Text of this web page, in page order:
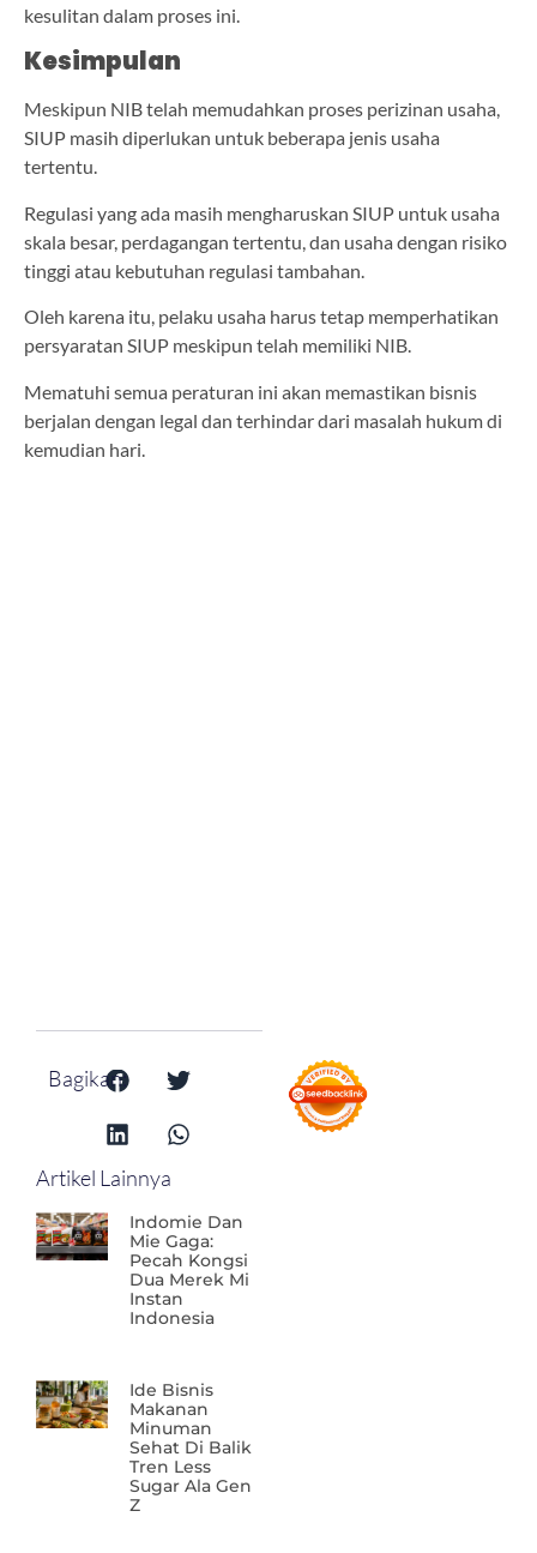
kesulitan dalam proses ini.
Kesimpulan
Meskipun NIB telah memudahkan proses perizinan usaha,
SIUP masih diperlukan untuk beberapa jenis usaha
tertentu.
Regulasi yang ada masih mengharuskan SIUP untuk usaha
skala besar, perdagangan tertentu, dan usaha dengan risiko
tinggi atau kebutuhan regulasi tambahan.
Oleh karena itu, pelaku usaha harus tetap memperhatikan
persyaratan SIUP meskipun telah memiliki NIB.
Mematuhi semua peraturan ini akan memastikan bisnis
berjalan dengan legal dan terhindar dari masalah hukum di
kemudian hari.
Bagikan:
Artikel Lainnya
Indomie Dan
Mie Gaga:
Pecah Kongsi
Dua Merek Mi
Instan
Indonesia
Ide Bisnis
Makanan
Minuman
Sehat Di Balik
Tren Less
Sugar Ala Gen
Z